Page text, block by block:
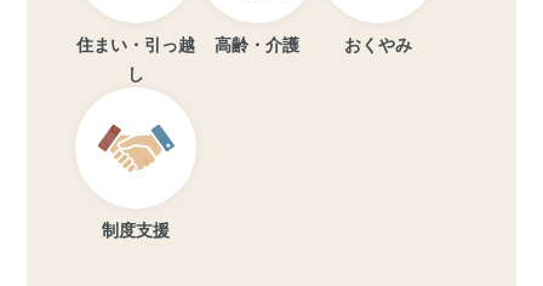
住まい・引っ越
し
高齢・介護 おくやみ
制度支援